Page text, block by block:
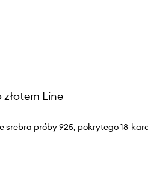
Line
srebra próby 925, pokrytego 18-